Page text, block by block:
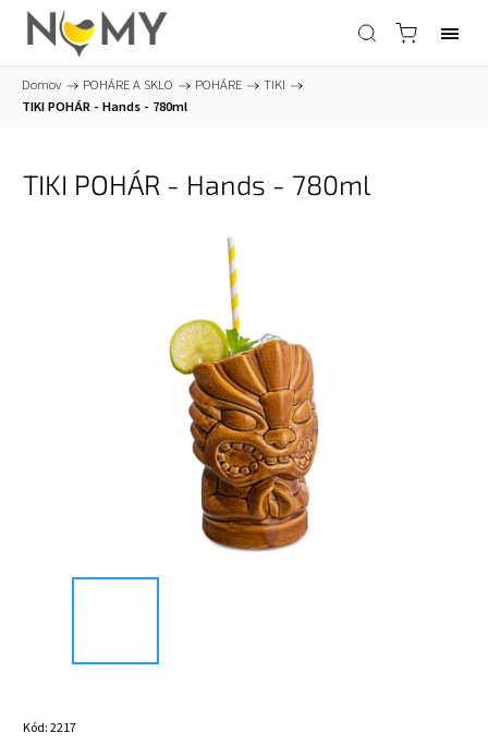
Domov / POHÁRE A SKLO / POHÁRE / TIKI /
TIKI POHÁR - Hands - 780ml
TIKI POHÁR - Hands - 780ml
Kód:2217